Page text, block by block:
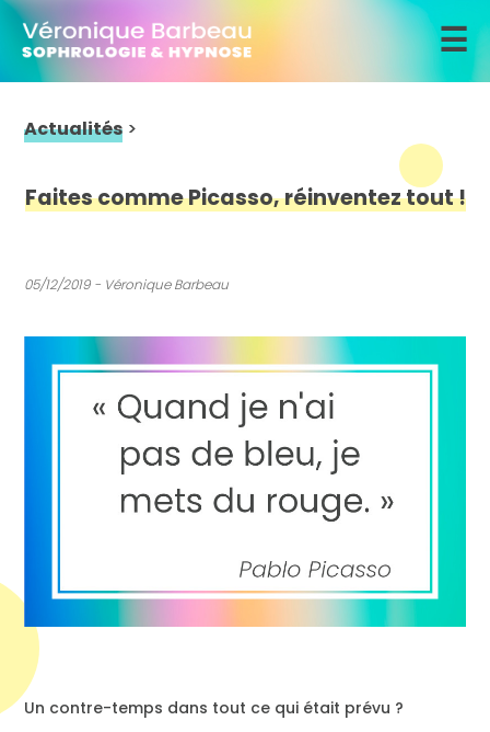
☰
Actualités >
Faites comme Picasso,réinventez tout !
05/12/2019 - Véronique Barbeau
Un contre-temps dans tout ce qui était prévu ?